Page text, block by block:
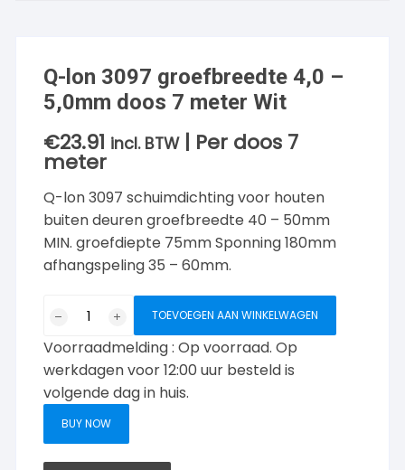
Q-lon 3097 groefbreedte 4,0 –
5,0mm doos 7 meter Wit
€23.91 incl. BTW | Per doos 7
meter
Q-lon 3097 schuimdichting voor houten
buiten deuren groefbreedte 40 – 50mm
MIN. groefdiepte 75mm Sponning 180mm
afhangspeling 35 – 60mm.
3097
groefbreedte
4,0
TOEVOEGEN AAN WINKELWAGEN
Voorraadmelding : Op voorraad. Op
werkdagen voor 12:00 uur besteld is
volgende dag in huis.
BUY NOW